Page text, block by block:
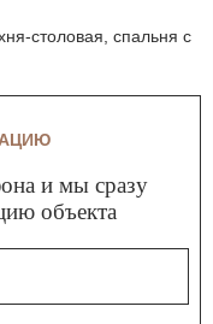
столовая, спальня с
и мы сразу
объекта